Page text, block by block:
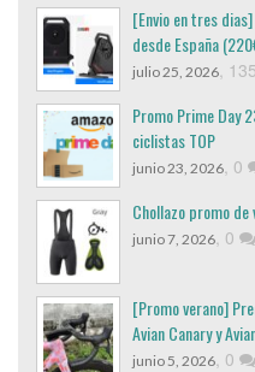
[Envio en tres
desde España
julio 25, 2026, 135
Promo Prime Day
ciclistas TOP
junio 23, 2026, 0
Chollazo promo de
junio 7, 2026, 0
[Promo verano]
Avian Canary y
junio 5, 2026, 0